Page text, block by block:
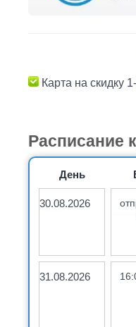
Карта на скидку
Расписание
День
30.08.2026
31.08.2026